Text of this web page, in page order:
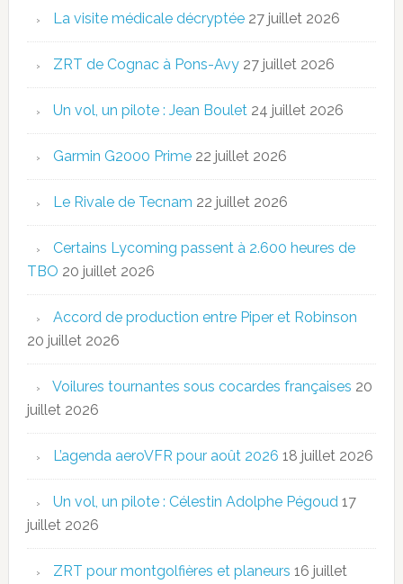
La visite médicale décryptée 27 juillet 2026
ZRT de Cognac à Pons-Avy 27 juillet 2026
Un vol, un pilote : Jean Boulet 24 juillet 2026
Garmin G2000 Prime 22 juillet 2026
Le Rivale de Tecnam 22 juillet 2026
Certains Lycoming passent à 2.600 heures de
TBO 20 juillet 2026
Accord de production entre Piper et Robinson
20 juillet 2026
Voilures tournantes sous cocardes françaises 20
juillet 2026
L’agenda aeroVFR pour août 2026 18 juillet 2026
Un vol, un pilote : Célestin Adolphe Pégoud 17
juillet 2026
ZRT pour montgolfières et planeurs 16 juillet